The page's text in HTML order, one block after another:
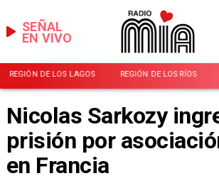
EN VIVO
SEÑAL
REGIÓN DE LOS LAGOS REGIÓN DE LOS RÍOS
Nicolas Sarkozy
prisión por
en Francia